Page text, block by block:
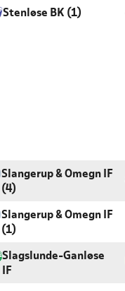
Stenløse BK (1)
Slangerup & Omegn IF
(4)
Slangerup & Omegn IF
(1)
Slagslunde-Ganløse
IF